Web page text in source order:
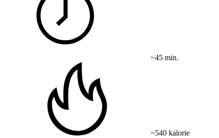
~45 min.
~540 kalorie